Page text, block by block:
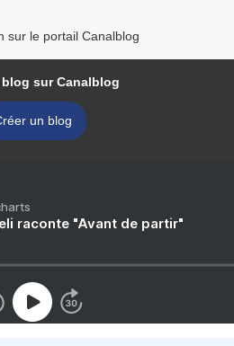
sur le portail Canalblog
blog sur Canalblog
un blog
raconte "Avant de partir"